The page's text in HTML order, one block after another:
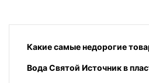
Какие самые недорогие
Вода Святой Источник в